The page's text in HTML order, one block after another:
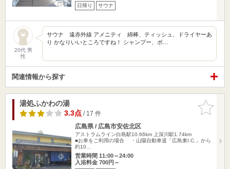
日帰り サウナ
20代 男
性
サウナ 遠赤外線 アメニティ 綿棒、ティッシュ、ドライヤーあ
り かなりいいところですね！ シャンプー、ボ…
関連情報から探す
お気に入
りに追加
湯処ふかわの湯
3.3点/ 17 件
広島県 / 広島市安佐北区
アストラムライン白島駅10.66km
上深川駅1.74km
■お車をご利用の場合 ・山陽自動車道「広島東I.C.」から
約10…
営業時間 11:00～24:00
入浴料金 700円～